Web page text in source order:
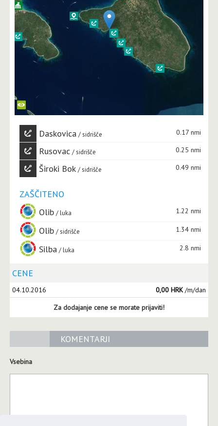
Daskovica sidrišče 0.17 nmi
Rusovac sidrišče 0.25 nmi
Široki Bok sidrišče 0.49 nmi
ZAŠČITENO
Olib
luka 1.22 nmi
Olib sidrišče 1.34 nmi
Silba luka 2.8 nmi
CENE
04.10.2016 0,00 HRK/m/dan
Za dodajanje cene se morate prijaviti!
KOMENTARJI
Vsebina